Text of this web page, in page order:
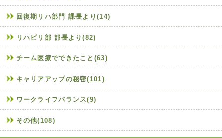
回復期リハ部門 課長より(14)
リハビリ部 部長より(82)
チーム医療でできたこと(63)
キャリアアップの秘密(101)
ワークライフバランス(9)
その他(108)